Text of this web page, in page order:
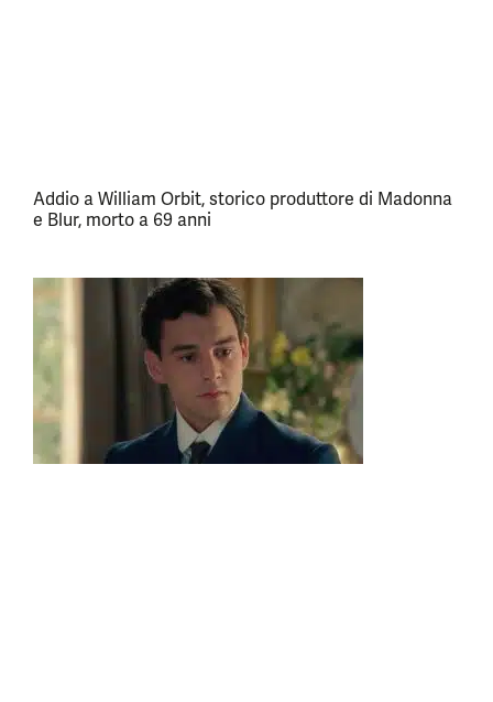
Addio a William Orbit, storico produttore di Madonna
e Blur, morto a 69 anni